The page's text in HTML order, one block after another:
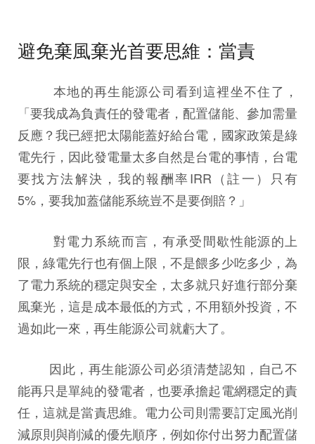
避免棄風棄光首要思維：當責
本地的再生能源公司看到這裡坐不住了，
「要我成為負責任的發電者，配置儲能、參加需量
反應？我已經把太陽能蓋好給台電，國家政策是綠
電先行，因此發電量太多自然是台電的事情，台電
要找方法解決，我的報酬率IRR（註一）只有
5%，要我加蓋儲能系統豈不是要倒賠？」
對電力系統而言，有承受間歇性能源的上
限，綠電先行也有個上限，不是餵多少吃多少，為
了電力系統的穩定與安全，太多就只好進行部分棄
風棄光，這是成本最低的方式，不用額外投資，不
過如此一來，再生能源公司就虧大了。
因此，再生能源公司必須清楚認知，自己不
能再只是單純的發電者，也要承擔起電網穩定的責
任，這就是當責思維。電力公司則需要訂定風光削
減原則與削減的優先順序，例如你付出努力配置儲